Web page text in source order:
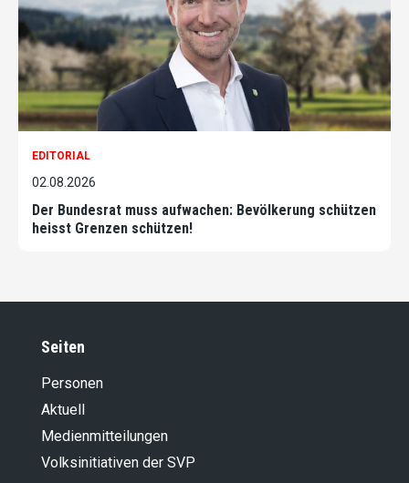
EDITORIAL
02.08.2026
Der Bundesrat muss aufwachen: Bevölkerung schützen
heisst Grenzen schützen!
Seiten
Personen
Aktuell
Medienmitteilungen
Volksinitiativen der SVP